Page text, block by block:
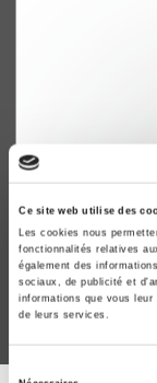
Ce site web utilise des
Les cookies nous
fonctionnalités relatives
également des
sociaux, de publicité et
informations que vous
de leurs services.
Sélection
Culture en
Vincent Berry,